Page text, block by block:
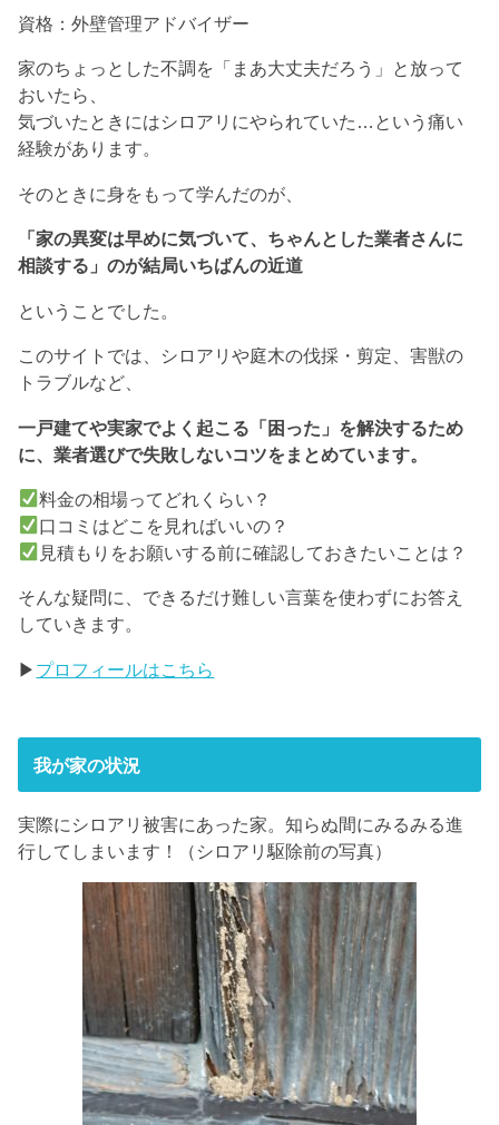
資格：外壁管理アドバイザー
家のちょっとした不調を「まあ大丈夫だろう」と放って
おいたら、
気づいたときにはシロアリにやられていた…という痛い
経験があります。
そのときに身をもって学んだのが、
「家の異変は早めに気づいて、ちゃんとした業者さんに
相談する」のが結局いちばんの近道
ということでした。
このサイトでは、シロアリや庭木の伐採・剪定、害獣の
トラブルなど、
一戸建てや実家でよく起こる「困った」を解決するため
に、業者選びで失敗しないコツをまとめています。
料金の相場ってどれくらい？
口コミはどこを見ればいいの？
見積もりをお願いする前に確認しておきたいことは？
そんな疑問に、できるだけ難しい言葉を使わずにお答え
していきます。
▶ プロフィールはこちら
我が家の状況
実際にシロアリ被害にあった家。知らぬ間にみるみる進
行してしまいます！（シロアリ駆除前の写真）